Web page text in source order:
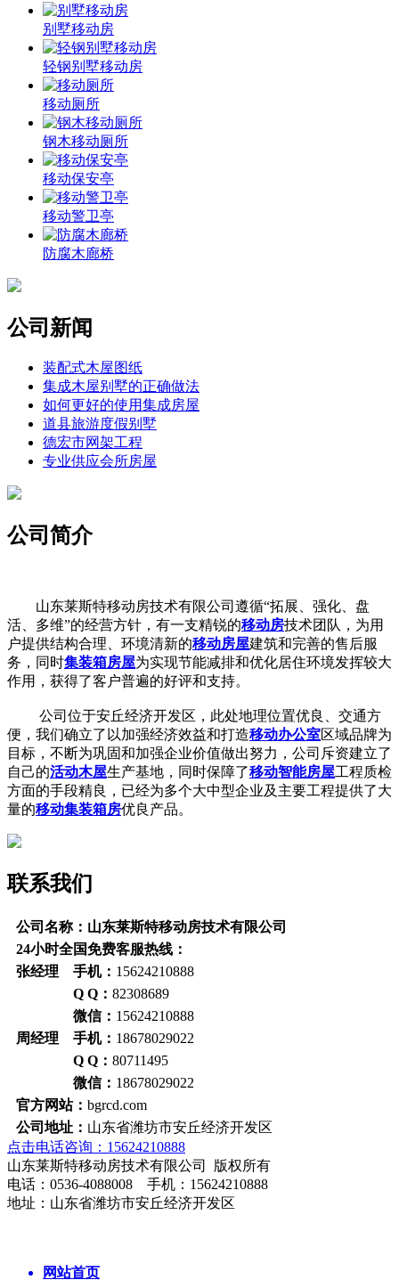
别墅移动房
轻钢别墅移动房
移动厕所
钢木移动厕所
移动保安亭
移动警卫亭
防腐木廊桥
公司新闻
装配式木屋图纸
集成木屋别墅的正确做法
如何更好的使用集成房屋
道县旅游度假别墅
德宏市网架工程
专业供应会所房屋
公司简介
山东莱斯特移动房技术有限公司遵循“拓展、强化、盘
活、多维”的经营方针，有一支精锐的移动房技术团队，为用
户提供结构合理、环境清新的移动房屋建筑和完善的售后服
务，同时集装箱房屋为实现节能减排和优化居住环境发挥较大
作用，获得了客户普遍的好评和支持。
公司位于安丘经济开发区，此处地理位置优良、交通方
便，我们确立了以加强经济效益和打造移动办公室区域品牌为
目标，不断为巩固和加强企业价值做出努力，公司斥资建立了
自己的活动木屋生产基地，同时保障了移动智能房屋工程质检
方面的手段精良，已经为多个大中型企业及主要工程提供了大
量的移动集装箱房优良产品。
联系我们
公司名称：山东莱斯特移动房技术有限公司
24小时全国免费客服热线：
张经理 手机： 15624210888
Q Q： 82308689
微信： 15624210888
周经理 手机： 18678029022
Q Q： 80711495
微信： 18678029022
官方网站： bgrcd.com
公司地址： 山东省潍坊市安丘经济开发区
点击电话咨询：15624210888
山东莱斯特移动房技术有限公司 版权所有
电话：0536-4088008 手机：15624210888
地址：山东省潍坊市安丘经济开发区
网站首页